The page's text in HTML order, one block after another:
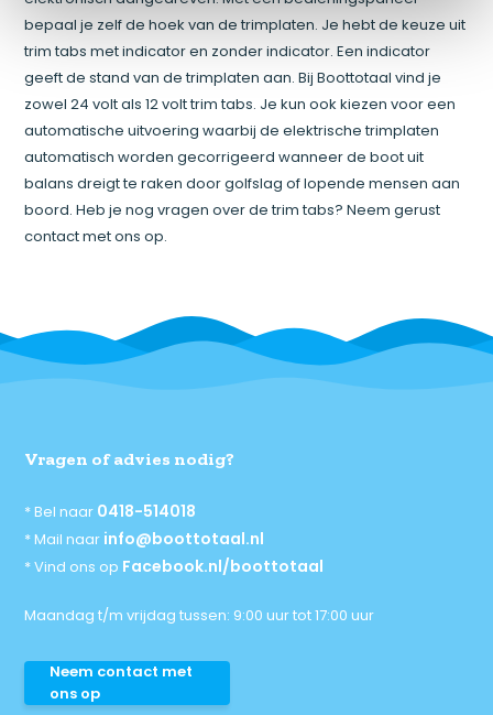
bepaal je zelf de hoek van de trimplaten. Je hebt de keuze uit
trim tabs met indicator en zonder indicator. Een indicator
geeft de stand van de trimplaten aan. Bij Boottotaal vind je
zowel 24 volt als 12 volt trim tabs. Je kun ook kiezen voor een
automatische uitvoering waarbij de elektrische trimplaten
automatisch worden gecorrigeerd wanneer de boot uit
balans dreigt te raken door golfslag of lopende mensen aan
boord. Heb je nog vragen over de trim tabs? Neem gerust
contact met ons op.
Vragen of advies nodig?
* Bel naar 0418-514018
* Mail naar info@boottotaal.nl
* Vind ons op Facebook.nl/boottotaal
Maandag t/m vrijdag tussen: 9:00 uur tot 17:00 uur
Neem contact met
ons op